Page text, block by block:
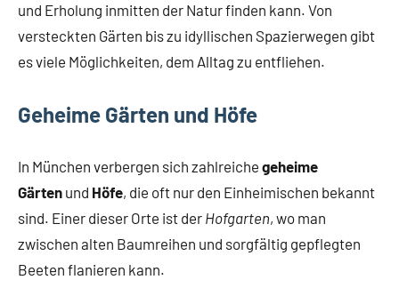
und Erholung inmitten der Natur finden kann. Von
versteckten Gärten bis zu idyllischen Spazierwegen gibt
es viele Möglichkeiten, dem Alltag zu entfliehen.
Geheime Gärten und Höfe
In München verbergen sich zahlreiche geheime
Gärten und Höfe, die oft nur den Einheimischen bekannt
sind. Einer dieser Orte ist der Hofgarten, wo man
zwischen alten Baumreihen und sorgfältig gepflegten
Beeten flanieren kann.